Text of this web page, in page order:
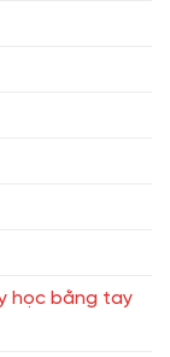
học bằng tay